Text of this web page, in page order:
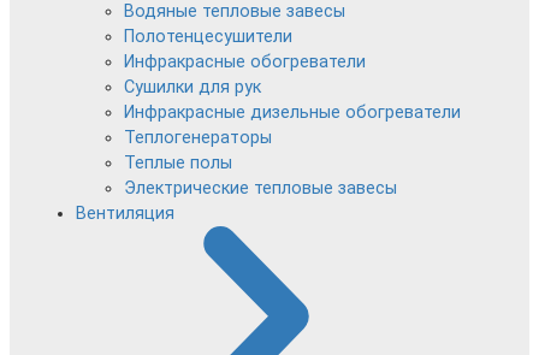
Водяные тепловые завесы
Полотенцесушители
Инфракрасные обогреватели
Сушилки для рук
Инфракрасные дизельные обогреватели
Теплогенераторы
Теплые полы
Электрические тепловые завесы
Вентиляция